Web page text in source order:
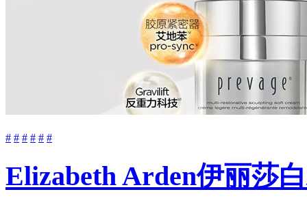
# # # # # #
Elizabeth Arden伊丽莎